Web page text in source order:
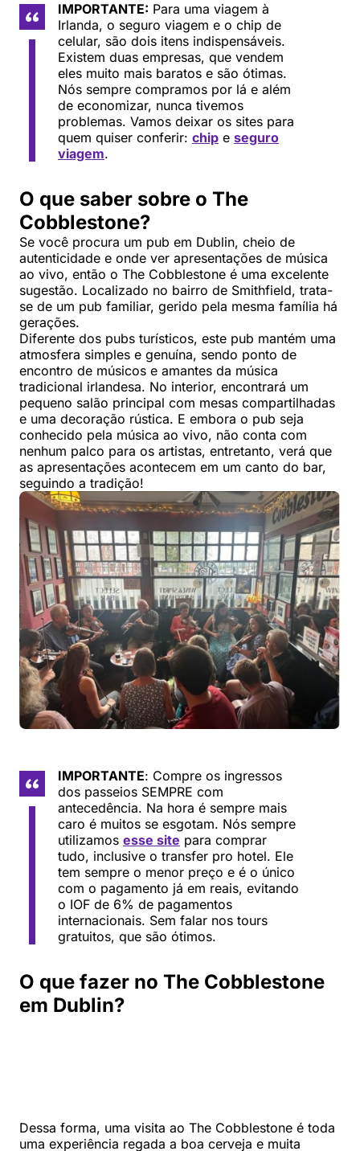
IMPORTANTE: Para uma viagem à
Irlanda, o seguro viagem e o chip de
celular, são dois itens indispensáveis.
Existem duas empresas, que vendem
eles muito mais baratos e são ótimas.
Nós sempre compramos por lá e além
de economizar, nunca tivemos
problemas. Vamos deixar os sites para
quem quiser conferir: chip e seguro
viagem.
O que saber sobre o The
Cobblestone?
Se você procura um pub em Dublin, cheio de
autenticidade e onde ver apresentações de música
ao vivo, então o The Cobblestone é uma excelente
sugestão. Localizado no bairro de Smithfield, trata-
se de um pub familiar, gerido pela mesma família há
gerações.
Diferente dos pubs turísticos, este pub mantém uma
atmosfera simples e genuína, sendo ponto de
encontro de músicos e amantes da música
tradicional irlandesa. No interior, encontrará um
pequeno salão principal com mesas compartilhadas
e uma decoração rústica. E embora o pub seja
conhecido pela música ao vivo, não conta com
nenhum palco para os artistas, entretanto, verá que
as apresentações acontecem em um canto do bar,
seguindo a tradição!
IMPORTANTE: Compre os ingressos
dos passeios SEMPRE com
antecedência. Na hora é sempre mais
caro é muitos se esgotam. Nós sempre
utilizamos esse site para comprar
tudo, inclusive o transfer pro hotel. Ele
tem sempre o menor preço e é o único
com o pagamento já em reais, evitando
o IOF de 6% de pagamentos
internacionais. Sem falar nos tours
gratuitos, que são ótimos.
O que fazer no The Cobblestone
em Dublin?
Dessa forma, uma visita ao The Cobblestone é toda
uma experiência regada a boa cerveja e muita